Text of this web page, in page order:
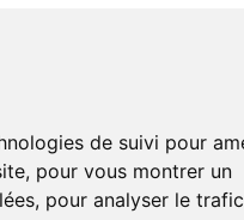
de suivi pour
pour vous montrer un
pour analyser le